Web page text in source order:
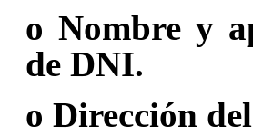
o Nombre y
de DNI.
o Dirección